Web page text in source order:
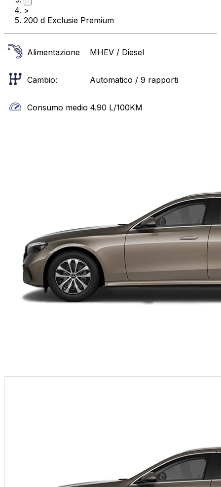
>
200 d Exclusie Premium
Alimentazione MHEV / Diesel
Cambio: Automatico / 9 rapporti
Consumo medio 4.90 L/100KM